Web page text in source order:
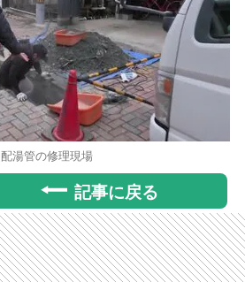
配湯管の修理現場
記事に戻る